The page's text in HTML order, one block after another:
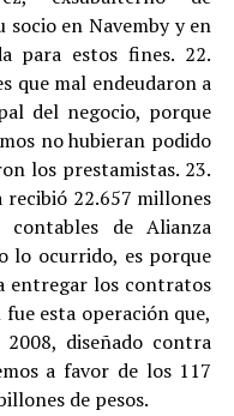
en Navemby y en
para estos fines. 22.
que mal endeudaron a
del negocio, porque
no hubieran podido
los prestamistas. 23.
recibió 22.657 millones
de Alianza
lo ocurrido, es porque
entregar los contratos
esta operación que,
diseñado contra
a favor de los 117
de pesos.